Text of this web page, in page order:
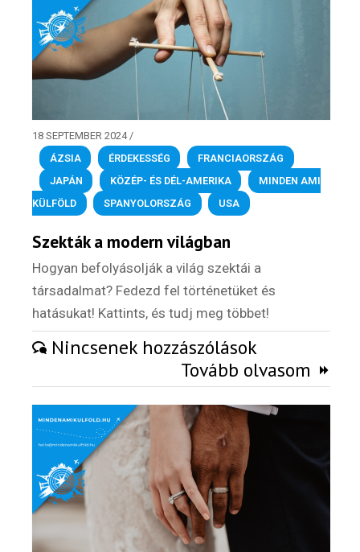
Felhasználási feltételek
18 SEPTEMBER 2024/
ÁZSIA
, ÉRDEKESSÉG , FRANCIAORSZÁG
JAPÁN
, KÖZÉP- ÉS DÉL-AMERIKA ,
MINDEN AMI
KÜLFÖLD
, SPANYOLORSZÁG , USA
Szekták a modern világban
Hogyan befolyásolják a világ szektái a
társadalmat? Fedezd fel történetüket és
hatásukat! Kattints, és tudj meg többet!
Nincsenek hozzászólások
Tovább olvasom